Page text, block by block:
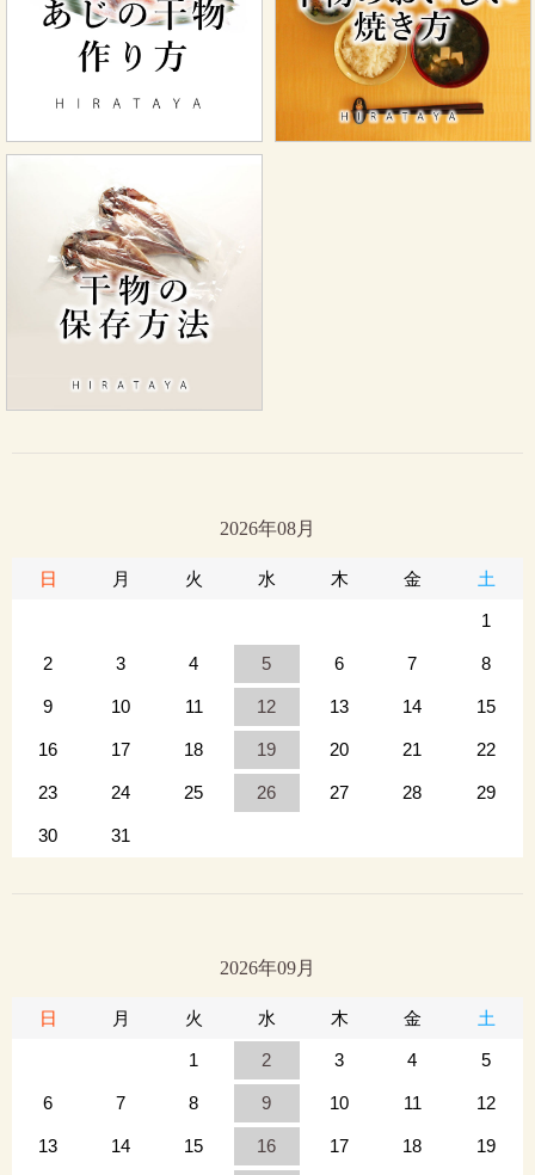
2026年08月
日 月 火 水 木 金 土
1
2 3 4 5 6 7 8
9 10 11 12 13 14 15
16 17 18 19 20 21 22
23 24 25 26 27 28 29
30 31
2026年09月
日 月 火 水 木 金 土
1 2 3 4 5
6 7 8 9 10 11 12
13 14 15 16 17 18 19